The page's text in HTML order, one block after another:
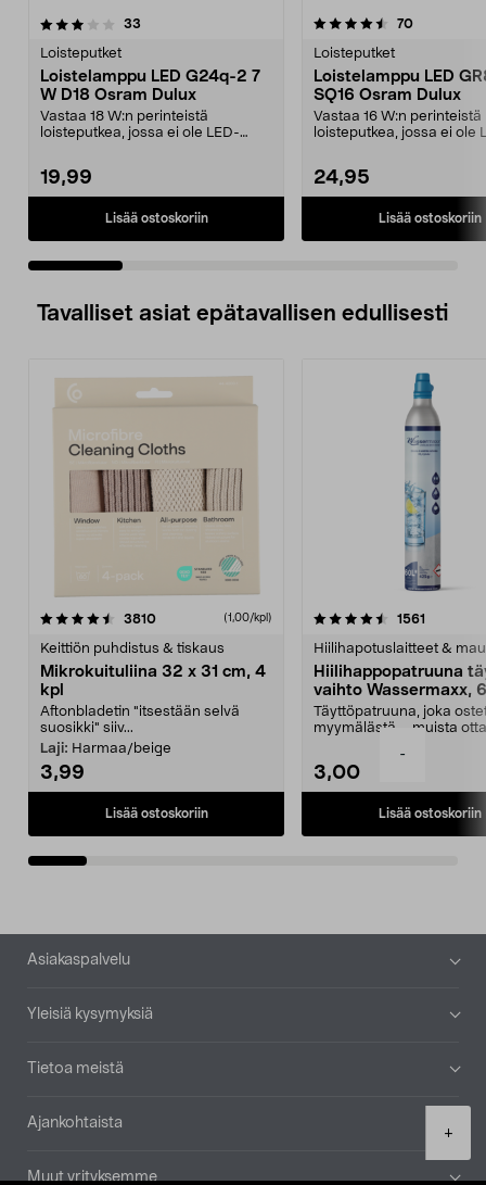
-
+
33
Loisteputket
Loistelamppu LED G24q-2 7
W D18 Osram Dulux
Vastaa 18 W:n perinteistä
loisteputkea, jossa ei ole LED-
19,99
Lisää ostoskoriin
4.5 viidestä
70arvostelut
Loisteputket
Loistelamppu LED
SQ16 Osram Dulux
Vastaa 16 W:n perinteistä
loisteputkea, jossa ei ole
24,95
Lisää ostoskoriin
4.5 viidestä
Tavalliset asiat epätavallisen edullisesti
3810arvostelut (1,00/kpl)
Keittiön puhdistus & tiskaus
Mikrokuituliina 32 x 31 cm, 4
kpl
Aftonbladetin "itsestään selvä
suosikki" siiv...
Laji: Harmaa/beige
3,99
Lisää ostoskoriin
4.5viidestä
1561
Hiilihapotuslaitteet &
Hiilihappopatruuna
vaihto Wassermaxx,
Täyttöpatruuna, joka
myymälästä – muista
3,00
Lisää ostoskoriin
4.5viidestä
Alatunniste
Asiakaspalvelu
Yleisiä kysymyksiä
Tietoa meistä
Ajankohtaista
Muut yrityksemme